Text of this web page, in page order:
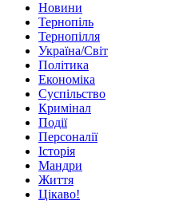
Новини
Тернопіль
Тернопілля
Україна/Світ
Політика
Економіка
Суспільство
Кримінал
Події
Персоналії
Історія
Мандри
Життя
Цікаво!